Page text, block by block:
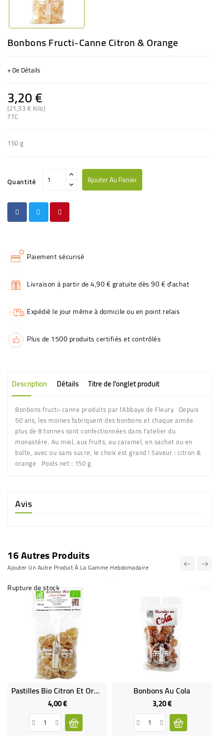
Bonbons Fructi-Canne Citron & Orange
+ De Détails
3,20 €
(21,33 € Kilo)
TTC
150 g
Quantité Ajouter Au Panier
Paiement sécurisé
Livraison à partir de 4,90 € gratuite dès 90 € d'achat
Expédié le jour même à domicile ou en point relais
Plus de 1500 produits certifiés et contrôlés
Description Détails Titre de l'onglet produit
Bonbons fructi-canne produits par l'Abbaye de Fleury Depuis
50 ans, les moines fabriquent des bonbons et chaque année
plus de 8 tonnes sont confectionnées dans l'atelier du
monastère. Au miel, aux fruits, au caramel, en sachet ou en
boîte, avec ou sans sucre, le choix est grand ! Saveur : citron &
orange Poids net : 150 g
Avis
16 Autres Produits
Ajouter Un Autre Produit À La Gamme Hebdomadaire
Rupture de stock
Pastilles Bio Citron Et Orange
4,00 €Prix
Bonbons Au Cola
3,20 €Prix